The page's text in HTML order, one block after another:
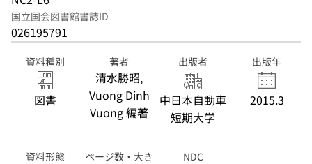
国立国会図書館書誌ID
026195791
資料種別
図書
著者
清水勝昭,
Vuong Dinh
Vuong 編著
出版者
中日本自動車
短期大学
出版年
2015.3
資料形態
ページ数・大き
NDC